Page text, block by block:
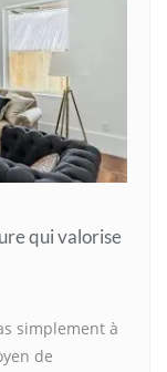
qui valorise
simplement à
de